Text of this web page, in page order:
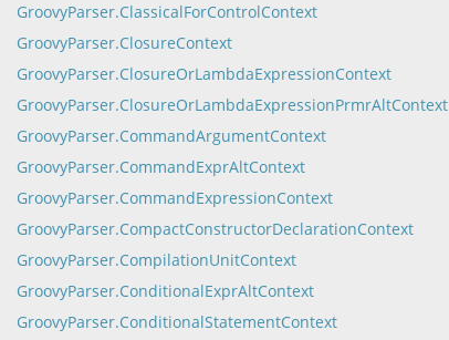
GroovyParser.ClassicalForControlContext
GroovyParser.ClosureContext
GroovyParser.ClosureOrLambdaExpressionContext
GroovyParser.ClosureOrLambdaExpressionPrmrAltContext
GroovyParser.CommandArgumentContext
GroovyParser.CommandExprAltContext
GroovyParser.CommandExpressionContext
GroovyParser.CompactConstructorDeclarationContext
GroovyParser.CompilationUnitContext
GroovyParser.ConditionalExprAltContext
GroovyParser.ConditionalStatementContext